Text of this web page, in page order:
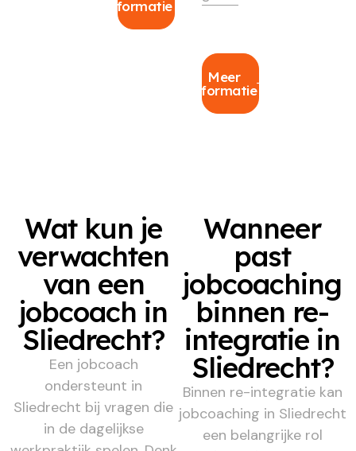
informatie
Meer
informatie
Wat kun je
verwachten
van een
jobcoach in
Sliedrecht?
Een jobcoach
ondersteunt in
Sliedrecht bij vragen die
in de dagelijkse
Wanneer
past
jobcoaching
binnen re-
integratie in
Sliedrecht?
Binnen re-integratie kan
jobcoaching in Sliedrecht
een belangrijke rol